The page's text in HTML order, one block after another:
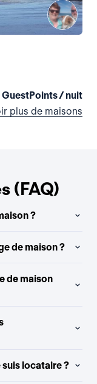
GuestPoints / nuit
plus de maisons
(FAQ)
?
de maison ?
de maison
locataire ?